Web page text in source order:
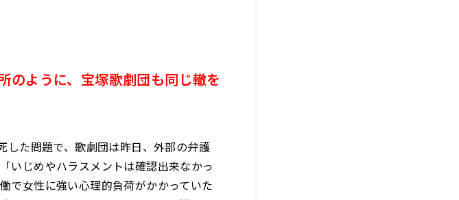
のように、宝塚歌劇団も同じ轍を
た問題で、歌劇団は昨日、外部の弁護
いじめやハラスメントは確認出来なかっ
で女性に強い心理的負荷がかかっていた